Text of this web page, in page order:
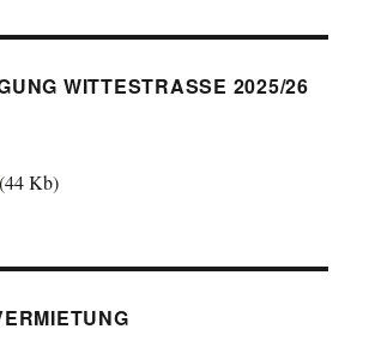
WITTESTRASSE 2025/26
(44 Kb)